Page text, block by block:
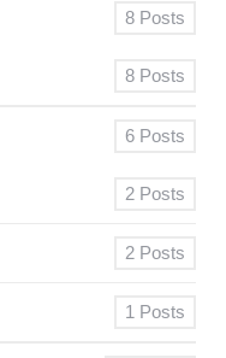
8 Posts
8 Posts
6 Posts
2 Posts
2 Posts
1 Posts